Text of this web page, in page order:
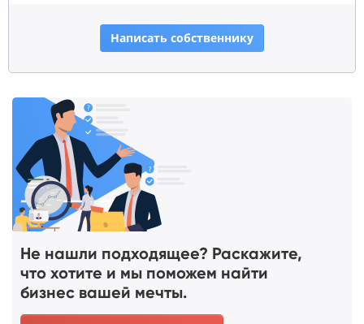
Написать собственнику
Не нашли подходящее? Раскажите,
что хотите и мы поможем найти
бизнес вашей мечты.